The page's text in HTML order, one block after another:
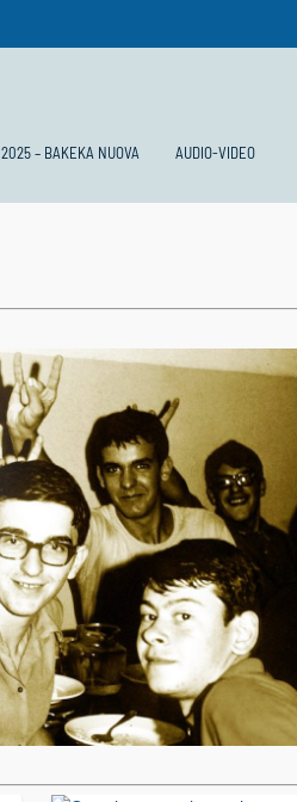
2025 – BAKEKA NUOVA AUDIO-VIDEO